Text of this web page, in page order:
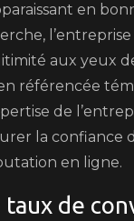
en
aux yeux
référencée
de
la confiance
en ligne.
de